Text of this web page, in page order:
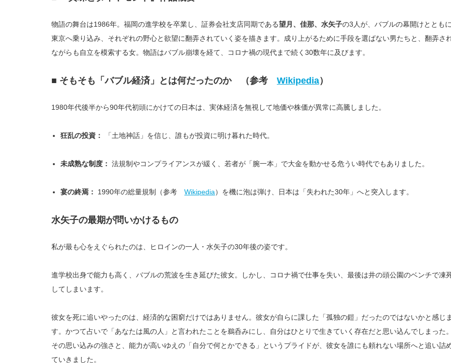
物語の舞台は1986年。福岡の進学校を卒業し、証券会社支店同期である望月、佳那、水矢子の3人が、バブルの幕開けととも
東京へ乗り込み、それぞれの野心と欲望に翻弄されていく姿を描きます。成り上がるために手段を選ばない男たちと、翻弄さ
ながらも自立を模索する女。物語はバブル崩壊を経て、コロナ禍の現代まで続く30数年に及びます。
■ そもそも「バブル経済」とは何だったのか （参考 Wikipedia）
1980年代後半から90年代初頭にかけての日本は、実体経済を無視して地価や株価が異常に高騰しました。
狂乱の投資： 「土地神話」を信じ、誰もが投資に明け暮れた時代。
未成熟な制度： 法規制やコンプライアンスが緩く、若者が「腕一本」で大金を動かせる危うい時代でもありました。
宴の終焉： 1990年の総量規制（参考Wikipedia）を機に泡は弾け、日本は「失われた30年」へと突入します。
水矢子の最期が問いかけるもの
私が最も心をえぐられたのは、ヒロインの一人・水矢子の30年後の姿です。
進学校出身で能力も高く、バブルの荒波を生き延びた彼女。しかし、コロナ禍で仕事を失い、最後は井の頭公園のベンチで凍
してしまいます。
彼女を死に追いやったのは、経済的な困窮だけではありません。彼女が自らに課した「孤独の鎧」だったのではないかと感じ
す。かつて占いで「あなたは風の人」と言われたことを鵜呑みにし、自分はひとりで生きていく存在だと思い込んでしまった
その思い込みの強さと、能力が高いゆえの「自分で何とかできる」というプライドが、彼女を誰にも頼れない場所へと追い詰
ていきました。